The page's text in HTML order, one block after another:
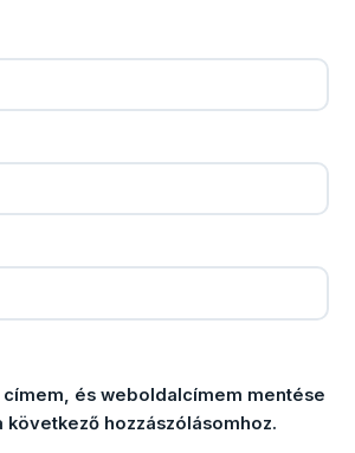
és weboldalcímem mentése
következő hozzászólásomhoz.